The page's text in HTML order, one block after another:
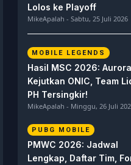
Lolos ke Playoff
MikeApalah - Sabtu, 25 Juli 2026
MOBILE LEGENDS
Hasil MSC 2026: Aurora
Kejutkan ONIC, Team
PH Tersingkir!
MikeApalah - Minggu, 26 Juli
PUBG MOBILE
PMWC 2026: Jadwal
Lengkap, Daftar Tim,